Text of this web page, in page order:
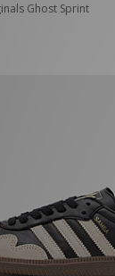
Ghost Sprint